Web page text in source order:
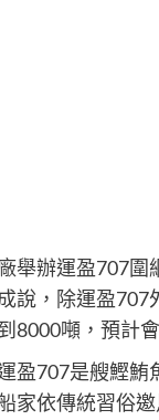
舉辦運盈707圍
說，除運盈
8000噸，預計
盈707是艘鰹
家依傳統習俗